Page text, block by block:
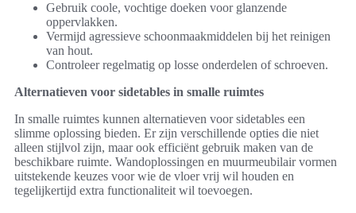
Gebruik coole, vochtige doeken voor glanzende
oppervlakken.
Vermijd agressieve schoonmaakmiddelen bij het reinigen
van hout.
Controleer regelmatig op losse onderdelen of schroeven.
Alternatieven voor sidetables in smalle ruimtes
In smalle ruimtes kunnen alternatieven voor sidetables een
slimme oplossing bieden. Er zijn verschillende opties die niet
alleen stijlvol zijn, maar ook efficiënt gebruik maken van de
beschikbare ruimte. Wandoplossingen en muurmeubilair vormen
uitstekende keuzes voor wie de vloer vrij wil houden en
tegelijkertijd extra functionaliteit wil toevoegen.